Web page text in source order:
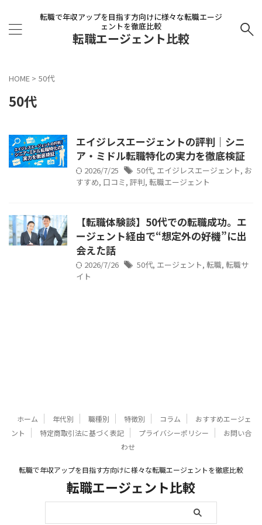
転職で年収アップを目指す方向けに様々な転職エージ
ェントを徹底比較
転職エージェント比較
HOME > 50代
50代
エイジレスエージェントの評判｜シニ
ア・ミドル転職特化の実力を徹底検証
2026/7/25 50代, エイジレスエージェント, お
すすめ, 口コミ, 評判, 転職エージェント
【転職体験談】50代での転職成功。エ
ージェント経由で“想定外の好機”に出
会えた話
2026/7/26 50代, エージェント, 転職, 転職サ
イト
ホーム 年代別 職種別 特徴別 コラム
おすすめエージェ
ント
特定商取引法に基づく表記 プライバシーポリシー
お問い合
わせ
転職で年収アップを目指す方向けに様々な転職エージェントを徹底比較
転職エージェント比較